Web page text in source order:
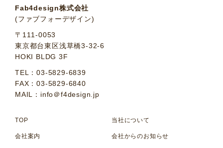
Fab4design株式会社
(ファブフォーデザイン)
〒111-0053
東京都台東区浅草橋3-32-6
HOKI BLDG 3F
TEL：03-5829-6839
FAX：03-5829-6840
MAIL：info＠f4design.jp
TOP 当社について
会社案内 会社からのお知らせ